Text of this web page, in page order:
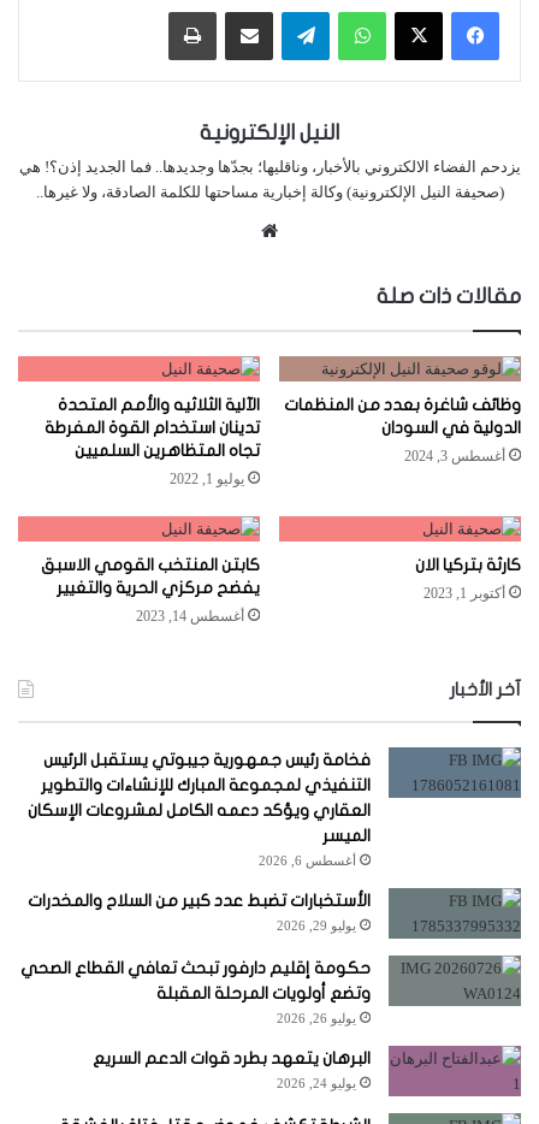
واتساب تيلقرام مشاركة عبر البريد طباعة
النيل الإلكترونية
يزدحم الفضاء الالكتروني بالأخبار، وناقليها؛ بجدّها وجديدها.. فما الجديد إذن؟! هي
(صحيفة النيل الإلكترونية) وكالة إخبارية مساحتها للكلمة الصادقة، ولا غيرها..
مقالات ذات صلة
وظائف شاغرة بعدد من المنظمات
الدولية في السودان
أغسطس 3, 2024
الآلية الثلاثيه والأمم المتحدة
تدينان استخدام القوة المفرطة
تجاه المتظاهرين السلميين
يوليو 1, 2022
كارثة بتركيا الان
أكتوبر 1, 2023
كابتن المنتخب القومي الاسبق
يفضح مركزي الحرية والتغيير
أغسطس 14, 2023
آخر الأخبار
فخامة رئيس جمهورية جيبوتي يستقبل الرئيس
التنفيذي لمجموعة المبارك للإنشاءات والتطوير
العقاري ويؤكد دعمه الكامل لمشروعات الإسكان
الميسر
أغسطس 6, 2026
الأستخبارات تضبط عدد كبير من السلاح والمخدرات
يوليو 29, 2026
حكومة إقليم دارفور تبحث تعافي القطاع الصحي
وتضع أولويات المرحلة المقبلة
يوليو 26, 2026
البرهان يتعهد بطرد قوات الدعم السريع
يوليو 24, 2026